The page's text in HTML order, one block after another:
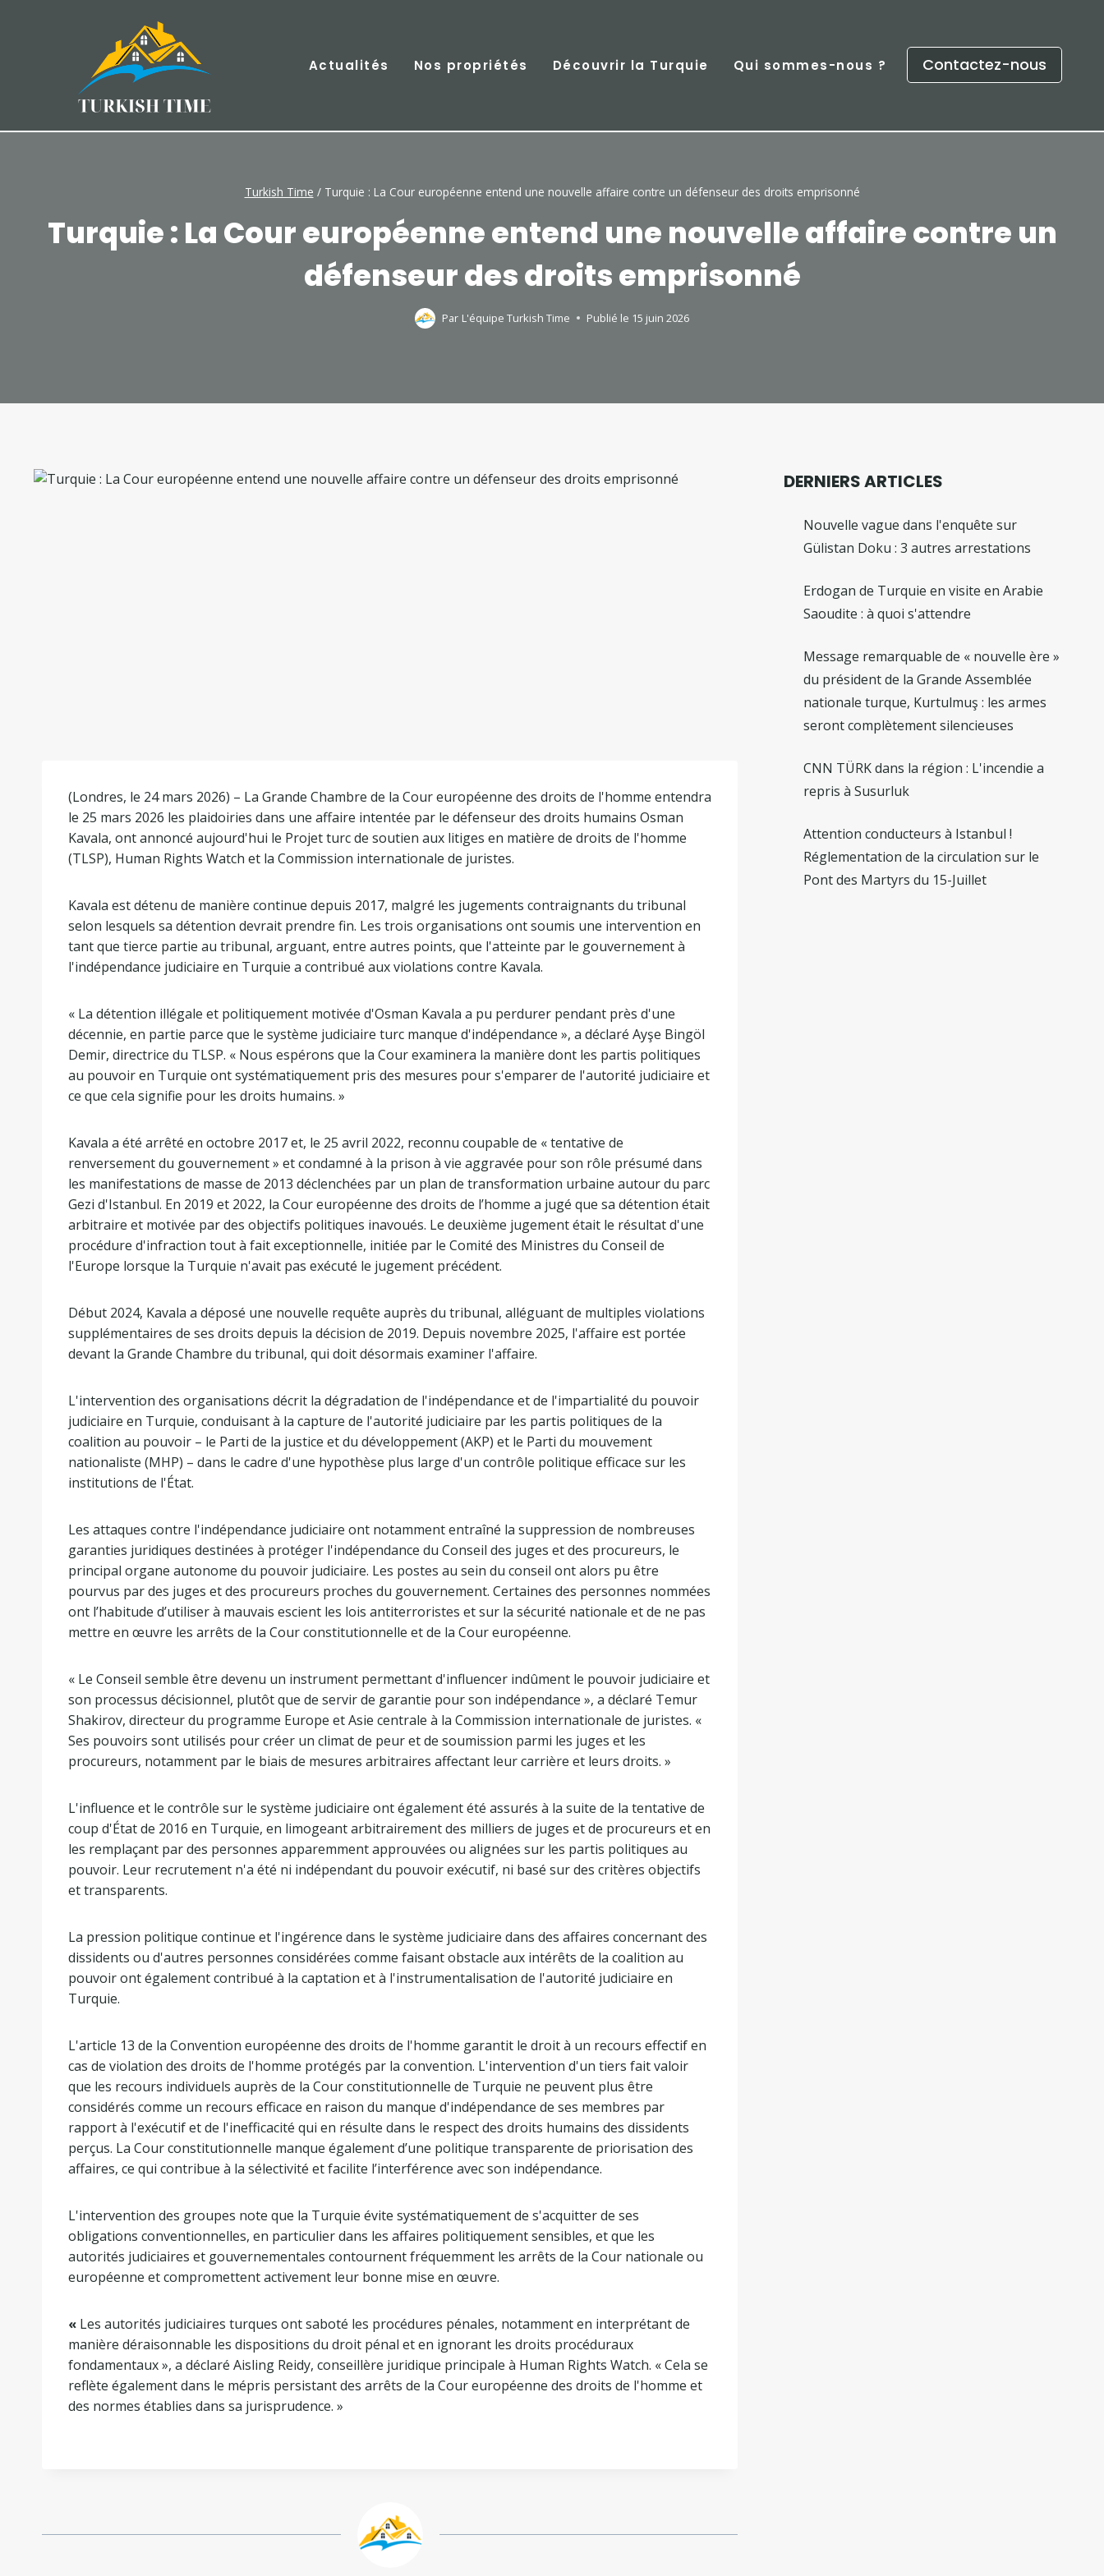
Actualités Nos propriétés Découvrir la Turquie Qui sommes-nous ? Contactez-nous
Turkish Time / Turquie : La Cour européenne entend une nouvelle affaire contre un défenseur des droits emprisonné
Turquie : La Cour européenne entend une nouvelle affaire contre un
défenseur des droits emprisonné
Par L'équipe Turkish Time Publié le 15 juin 2026
(Londres, le 24 mars 2026) – La Grande Chambre de la Cour européenne des droits de l'homme entendra
le 25 mars 2026 les plaidoiries dans une affaire intentée par le défenseur des droits humains Osman
Kavala, ont annoncé aujourd'hui le Projet turc de soutien aux litiges en matière de droits de l'homme
(TLSP), Human Rights Watch et la Commission internationale de juristes.
Kavala est détenu de manière continue depuis 2017, malgré les jugements contraignants du tribunal
selon lesquels sa détention devrait prendre fin. Les trois organisations ont soumis une intervention en
tant que tierce partie au tribunal, arguant, entre autres points, que l'atteinte par le gouvernement à
l'indépendance judiciaire en Turquie a contribué aux violations contre Kavala.
« La détention illégale et politiquement motivée d'Osman Kavala a pu perdurer pendant près d'une
décennie, en partie parce que le système judiciaire turc manque d'indépendance », a déclaré Ayşe Bingöl
Demir, directrice du TLSP. « Nous espérons que la Cour examinera la manière dont les partis politiques
au pouvoir en Turquie ont systématiquement pris des mesures pour s'emparer de l'autorité judiciaire et
ce que cela signifie pour les droits humains. »
Kavala a été arrêté en octobre 2017 et, le 25 avril 2022, reconnu coupable de « tentative de
renversement du gouvernement » et condamné à la prison à vie aggravée pour son rôle présumé dans
les manifestations de masse de 2013 déclenchées par un plan de transformation urbaine autour du parc
Gezi d'Istanbul. En 2019 et 2022, la Cour européenne des droits de l’homme a jugé que sa détention était
arbitraire et motivée par des objectifs politiques inavoués. Le deuxième jugement était le résultat d'une
procédure d'infraction tout à fait exceptionnelle, initiée par le Comité des Ministres du Conseil de
l'Europe lorsque la Turquie n'avait pas exécuté le jugement précédent.
Début 2024, Kavala a déposé une nouvelle requête auprès du tribunal, alléguant de multiples violations
supplémentaires de ses droits depuis la décision de 2019. Depuis novembre 2025, l'affaire est portée
devant la Grande Chambre du tribunal, qui doit désormais examiner l'affaire.
L'intervention des organisations décrit la dégradation de l'indépendance et de l'impartialité du pouvoir
judiciaire en Turquie, conduisant à la capture de l'autorité judiciaire par les partis politiques de la
coalition au pouvoir – le Parti de la justice et du développement (AKP) et le Parti du mouvement
nationaliste (MHP) – dans le cadre d'une hypothèse plus large d'un contrôle politique efficace sur les
institutions de l'État.
Les attaques contre l'indépendance judiciaire ont notamment entraîné la suppression de nombreuses
garanties juridiques destinées à protéger l'indépendance du Conseil des juges et des procureurs, le
principal organe autonome du pouvoir judiciaire. Les postes au sein du conseil ont alors pu être
pourvus par des juges et des procureurs proches du gouvernement. Certaines des personnes nommées
ont l’habitude d’utiliser à mauvais escient les lois antiterroristes et sur la sécurité nationale et de ne pas
mettre en œuvre les arrêts de la Cour constitutionnelle et de la Cour européenne.
« Le Conseil semble être devenu un instrument permettant d'influencer indûment le pouvoir judiciaire et
son processus décisionnel, plutôt que de servir de garantie pour son indépendance », a déclaré Temur
Shakirov, directeur du programme Europe et Asie centrale à la Commission internationale de juristes. «
Ses pouvoirs sont utilisés pour créer un climat de peur et de soumission parmi les juges et les
procureurs, notamment par le biais de mesures arbitraires affectant leur carrière et leurs droits. »
L'influence et le contrôle sur le système judiciaire ont également été assurés à la suite de la tentative de
coup d'État de 2016 en Turquie, en limogeant arbitrairement des milliers de juges et de procureurs et en
les remplaçant par des personnes apparemment approuvées ou alignées sur les partis politiques au
pouvoir. Leur recrutement n'a été ni indépendant du pouvoir exécutif, ni basé sur des critères objectifs
et transparents.
La pression politique continue et l'ingérence dans le système judiciaire dans des affaires concernant des
dissidents ou d'autres personnes considérées comme faisant obstacle aux intérêts de la coalition au
pouvoir ont également contribué à la captation et à l'instrumentalisation de l'autorité judiciaire en
Turquie.
L'article 13 de la Convention européenne des droits de l'homme garantit le droit à un recours effectif en
cas de violation des droits de l'homme protégés par la convention. L'intervention d'un tiers fait valoir
que les recours individuels auprès de la Cour constitutionnelle de Turquie ne peuvent plus être
considérés comme un recours efficace en raison du manque d'indépendance de ses membres par
rapport à l'exécutif et de l'inefficacité qui en résulte dans le respect des droits humains des dissidents
perçus. La Cour constitutionnelle manque également d’une politique transparente de priorisation des
affaires, ce qui contribue à la sélectivité et facilite l’interférence avec son indépendance.
L'intervention des groupes note que la Turquie évite systématiquement de s'acquitter de ses
obligations conventionnelles, en particulier dans les affaires politiquement sensibles, et que les
autorités judiciaires et gouvernementales contournent fréquemment les arrêts de la Cour nationale ou
européenne et compromettent activement leur bonne mise en œuvre.
« Les autorités judiciaires turques ont saboté les procédures pénales, notamment en interprétant de
manière déraisonnable les dispositions du droit pénal et en ignorant les droits procéduraux
fondamentaux », a déclaré Aisling Reidy, conseillère juridique principale à Human Rights Watch. « Cela se
reflète également dans le mépris persistant des arrêts de la Cour européenne des droits de l'homme et
des normes établies dans sa jurisprudence. »
DERNIERS ARTICLES
Nouvelle vague dans l'enquête sur
Gülistan Doku : 3 autres arrestations
Erdogan de Turquie en visite en Arabie
Saoudite : à quoi s'attendre
Message remarquable de « nouvelle ère »
du président de la Grande Assemblée
nationale turque, Kurtulmuş : les armes
seront complètement silencieuses
CNN TÜRK dans la région : L'incendie a
repris à Susurluk
Attention conducteurs à Istanbul !
Réglementation de la circulation sur le
Pont des Martyrs du 15-Juillet